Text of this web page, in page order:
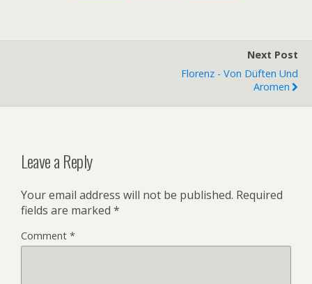
Next Post
Florenz - Von Düften Und
Aromen
Leave a Reply
Your email address will not be published. Required
fields are marked *
Comment *